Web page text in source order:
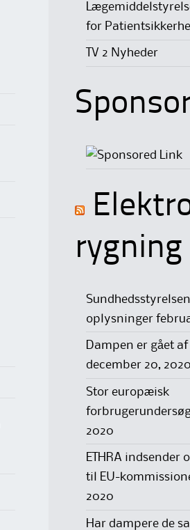
for
TV 2 Nyheder
rygning
oplysninger
Dampen er gået
december 20, 2020
Stor europæisk
2020
ETHRA indsender
til EU-
2020
Har dampere de